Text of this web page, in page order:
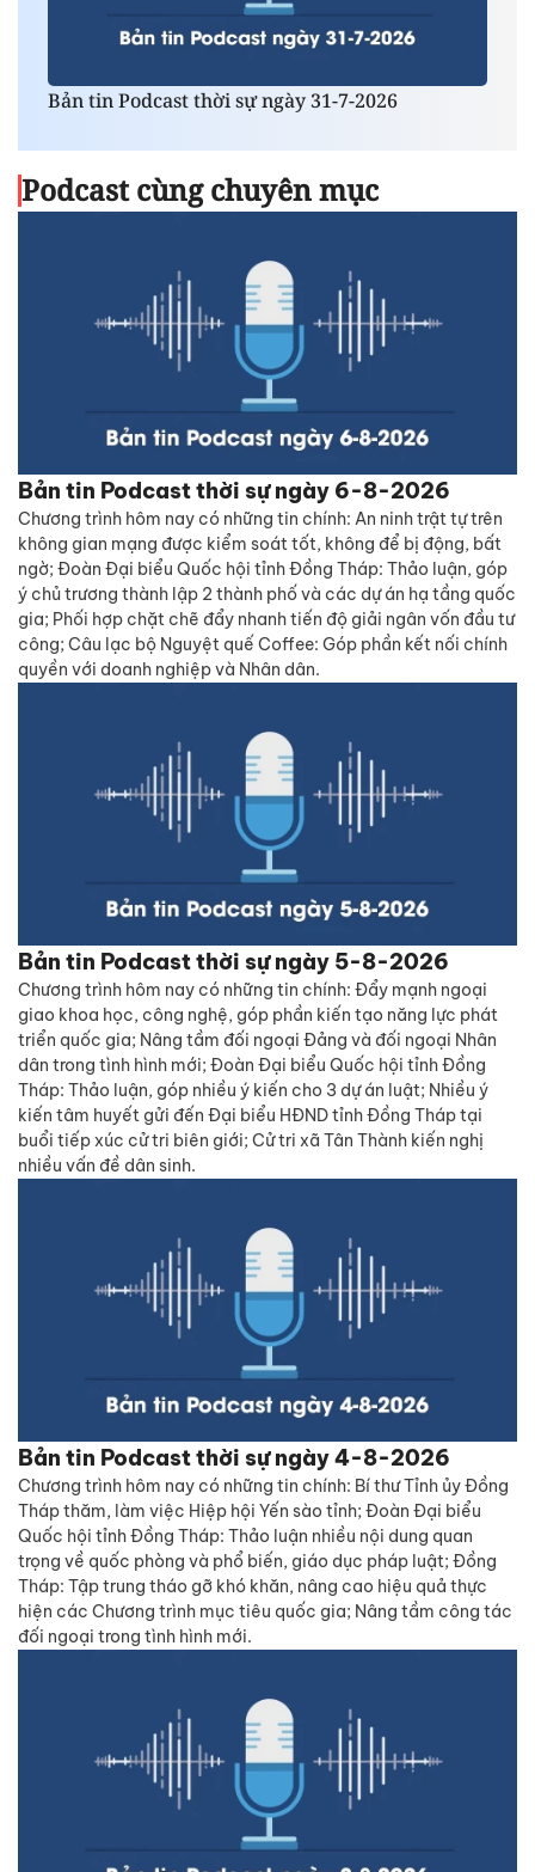
Bản tin Podcast thời sự ngày 31-7-2026
Podcast cùng chuyên mục
Bản tin Podcast thời sự ngày 6-8-2026
Chương trình hôm nay có những tin chính: An ninh trật tự trên
không gian mạng được kiểm soát tốt, không để bị động, bất
ngờ; Đoàn Đại biểu Quốc hội tỉnh Đồng Tháp: Thảo luận, góp
ý chủ trương thành lập 2 thành phố và các dự án hạ tầng quốc
gia; Phối hợp chặt chẽ đẩy nhanh tiến độ giải ngân vốn đầu tư
công; Câu lạc bộ Nguyệt quế Coffee: Góp phần kết nối chính
quyền với doanh nghiệp và Nhân dân.
Bản tin Podcast thời sự ngày 5-8-2026
Chương trình hôm nay có những tin chính: Đẩy mạnh ngoại
giao khoa học, công nghệ, góp phần kiến tạo năng lực phát
triển quốc gia; Nâng tầm đối ngoại Đảng và đối ngoại Nhân
dân trong tình hình mới; Đoàn Đại biểu Quốc hội tỉnh Đồng
Tháp: Thảo luận, góp nhiều ý kiến cho 3 dự án luật; Nhiều ý
kiến tâm huyết gửi đến Đại biểu HĐND tỉnh Đồng Tháp tại
buổi tiếp xúc cử tri biên giới; Cử tri xã Tân Thành kiến nghị
nhiều vấn đề dân sinh.
Bản tin Podcast thời sự ngày 4-8-2026
Chương trình hôm nay có những tin chính: Bí thư Tỉnh ủy Đồng
Tháp thăm, làm việc Hiệp hội Yến sào tỉnh; Đoàn Đại biểu
Quốc hội tỉnh Đồng Tháp: Thảo luận nhiều nội dung quan
trọng về quốc phòng và phổ biến, giáo dục pháp luật; Đồng
Tháp: Tập trung tháo gỡ khó khăn, nâng cao hiệu quả thực
hiện các Chương trình mục tiêu quốc gia; Nâng tầm công tác
đối ngoại trong tình hình mới.